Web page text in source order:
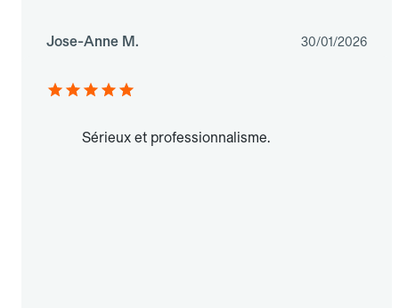
Jose-Anne M. 30/01/2026
Sérieux et professionnalisme.